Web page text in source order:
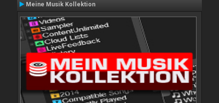
Meine Musik Kollektion